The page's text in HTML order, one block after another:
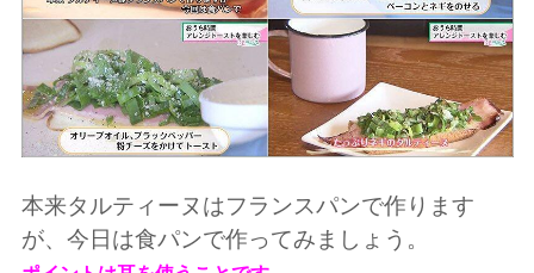
本来タルティーヌはフランスパンで作ります
が、今日は食パンで作ってみましょう。